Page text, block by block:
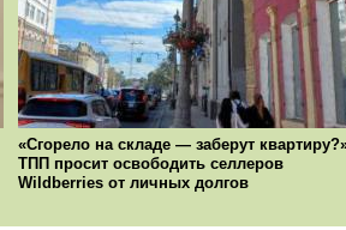
«Сгорело на складе — заберут
ТПП просит освободить селлеров
Wildberries от личных долгов